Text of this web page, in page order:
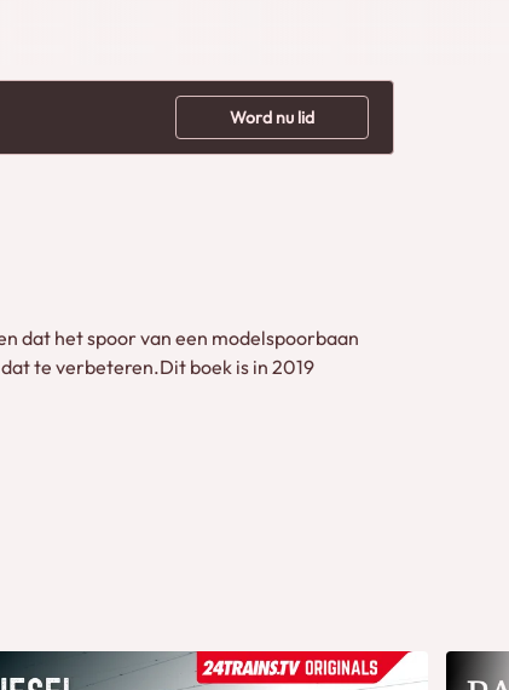
Word nu lid
dat het spoor van een modelspoorbaan
te verbeteren.Dit boek is in 2019